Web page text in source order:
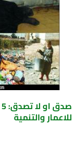
للاعمار والتنمية